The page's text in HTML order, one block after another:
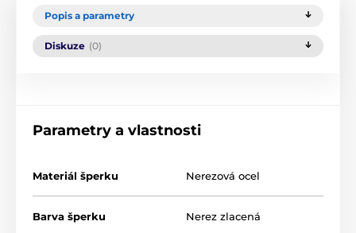
Popis a parametry
Diskuze (0)
Parametry a vlastnosti
Materiál šperku Nerezová ocel
Barva šperku Nerez zlacená